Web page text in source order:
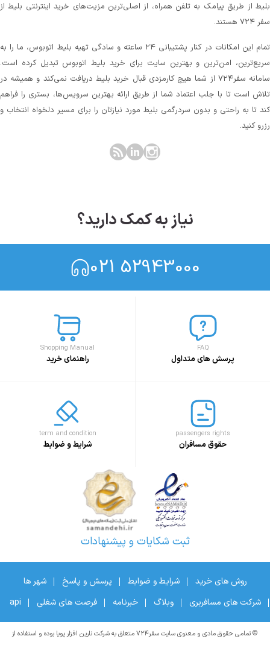
بلیط از طریق پیامک به تلفن همراه، از اصلی‌ترین مزیت‌های خرید اینترنتی بلیط از
سفر ۷۲۴ هستند.
تمام این امکانات در کنار پشتیبانی‌ ۲۴ ساعته و سادگی تهیه بلیط اتوبوس، ما را به
سریع‌ترین، امن‌ترین و بهترین سایت برای خرید بلیط اتوبوس تبدیل کرده است.
سامانه سفر۷۲۴ از شما هیچ کارمزدی قبال خرید بلیط دریافت نمی‌کند و همیشه در
تلاش است تا با جلب اعتماد شما از طریق ارائه بهترین سرویس‌ها، بستری را فراهم
کند تا به راحتی و بدون سردرگمی بلیط مورد نیازتان را برای مسیر دلخواه انتخاب و
رزرو کنید.
نیاز به کمک دارید؟
021 52943000
FAQ
پرسش های متداول
Shopping Manual
راهنمای خرید
passengers rights
حقوق مسافران
term and condition
شرایط و ضوابط
ثبت شکایات و پیشنهادات
روش های خرید شرایط و ضوابط پرسش و پاسخ
شهر ها
شرکت های مسافربری
وبلاگ خبرنامه فرصت های شغلی api
© تمامی حقوق مادی و معنوی سایت سفر۷۲۴ متعلق به شرکت نارین افزار پویا بوده و استفاده از